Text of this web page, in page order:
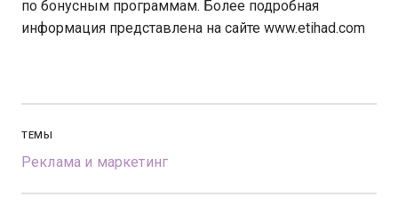
по бонусным программам. Более подробная
информация представлена на сайте www.etihad.com
ТЕМЫ
Реклама и маркетинг